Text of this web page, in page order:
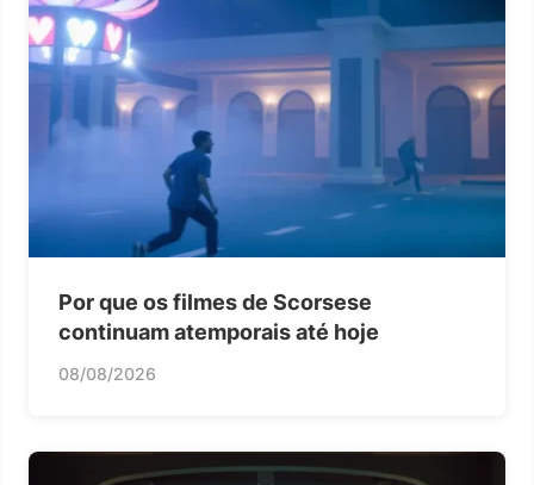
Por que os filmes de Scorsese
continuam atemporais até hoje
08/08/2026